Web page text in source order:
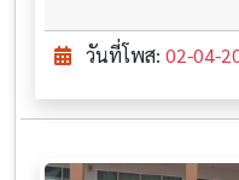
วันที่โพส: 02-04-